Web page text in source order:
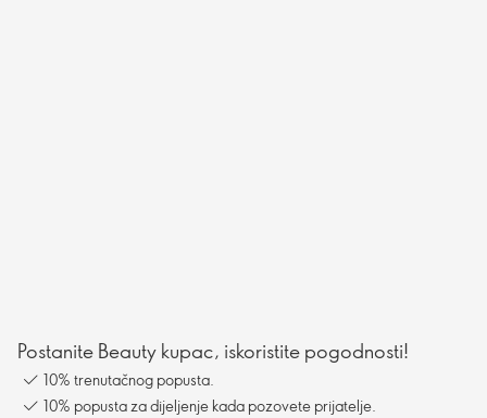
Postanite Beauty kupac, iskoristite pogodnosti!
10% trenutačnog popusta.
10% popusta za dijeljenje kada pozovete prijatelje.